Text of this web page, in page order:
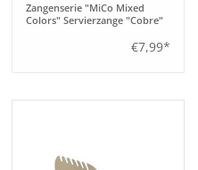
Zangenserie "MiCo Mixed
Colors" Servierzange "Cobre"
€7,99*